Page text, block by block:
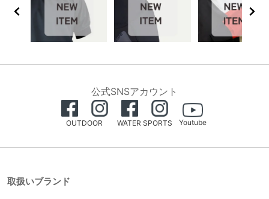
公式SNSアカウント
OUTDOOR WATER SPORTS Youtube
取扱いブランド